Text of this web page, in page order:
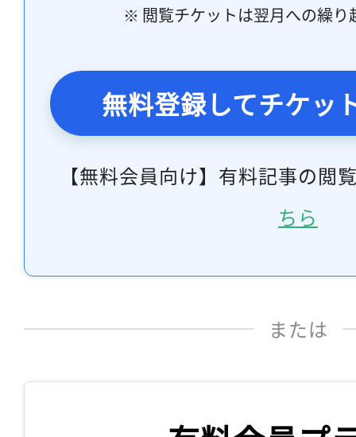
※ 閲覧チケットは翌月への繰り
無料登録してチケッ
【無料会員向け】有料記事の閲
ちら
または